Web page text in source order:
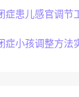
症患儿感官调节
症小孩调整方法